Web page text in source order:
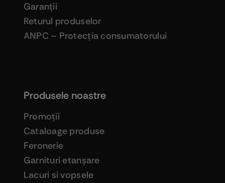
Produsele noastre
Promoţii
Cataloage produse
Feronerie
Garnituri etanşare
Lacuri si vopsele
Garanţii
Returul produselor
ANPC – Protecţia consumatorului